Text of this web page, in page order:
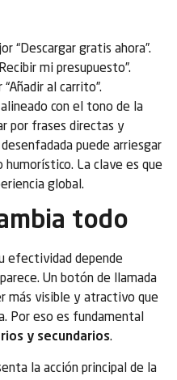
“Descargar gratis ahora”.
mi presupuesto”.
“Añadir al carrito”.
con el tono de la
por frases directas y
puede arriesgar
humorístico. La clave es que
global.
todo
efectividad depende
Un botón de llamada
más visible y atractivo que
Por eso es fundamental
y secundarios.
la acción principal de la